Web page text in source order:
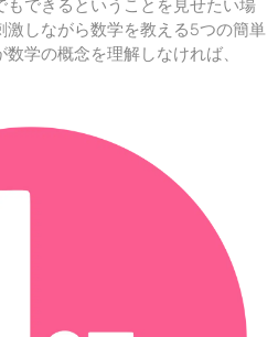
もできるということを見せたい場
しながら数学を教える5つの簡単
学の概念を理解しなければ、